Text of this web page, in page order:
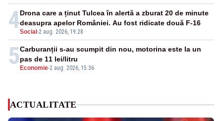
4Social -2 aug. 2026, 19:28
Drona care a ținut Tulcea în alertă a zburat 20 de minute
deasupra apelor României. Au fost ridicate două F-16
5 Economie-2 aug. 2026, 15:36
Carburanții s-au scumpit din nou, motorina este la un
pas de 11 lei/litru
ACTUALITATE